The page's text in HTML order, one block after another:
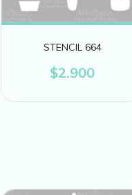
STENCIL 664
$2.900